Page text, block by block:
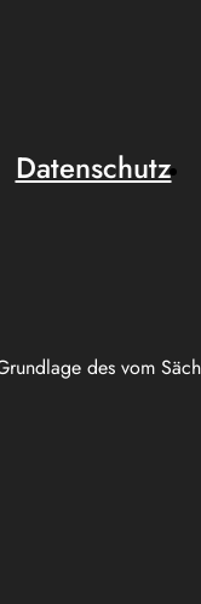
des vom
Datenschutz